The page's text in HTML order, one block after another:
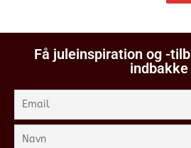
Få juleinspiration og -
indbakke